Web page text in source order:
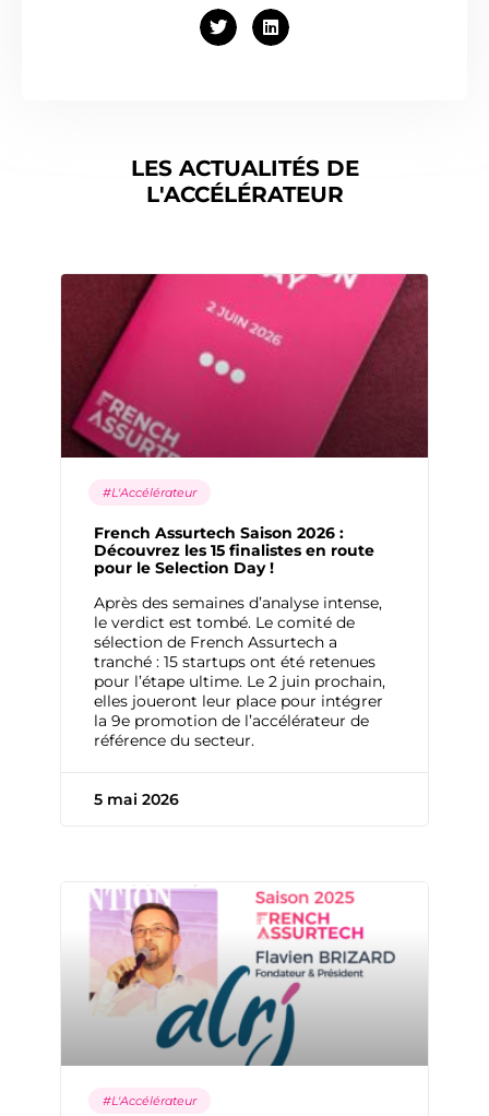
LES ACTUALITÉS DE
L'ACCÉLÉRATEUR
#L'Accélérateur
French Assurtech Saison 2026 :
Découvrez les 15 finalistes en route
pour le Selection Day !
Après des semaines d’analyse intense,
le verdict est tombé. Le comité de
sélection de French Assurtech a
tranché : 15 startups ont été retenues
pour l’étape ultime. Le 2 juin prochain,
elles joueront leur place pour intégrer
la 9e promotion de l’accélérateur de
référence du secteur.
5 mai 2026
#L'Accélérateur